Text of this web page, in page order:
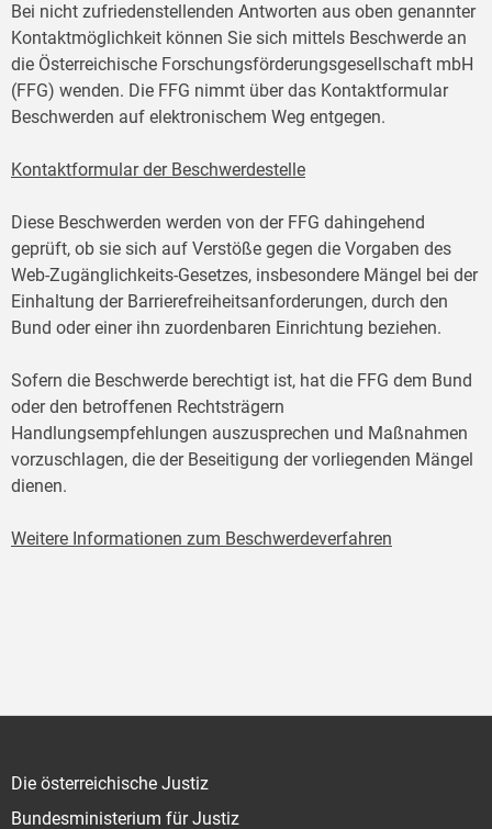
Bei nicht zufriedenstellenden Antworten aus oben genannter
Kontaktmöglichkeit können Sie sich mittels Beschwerde an
die Österreichische Forschungsförderungsgesellschaft mbH
(FFG) wenden. Die FFG nimmt über das Kontaktformular
Beschwerden auf elektronischem Weg entgegen.
Kontaktformular der Beschwerdestelle
Diese Beschwerden werden von der FFG dahingehend
geprüft, ob sie sich auf Verstöße gegen die Vorgaben des
Web-Zugänglichkeits-Gesetzes, insbesondere Mängel bei der
Einhaltung der Barrierefreiheitsanforderungen, durch den
Bund oder einer ihn zuordenbaren Einrichtung beziehen.
Sofern die Beschwerde berechtigt ist, hat die FFG dem Bund
oder den betroffenen Rechtsträgern
Handlungsempfehlungen auszusprechen und Maßnahmen
vorzuschlagen, die der Beseitigung der vorliegenden Mängel
dienen.
Weitere Informationen zum Beschwerdeverfahren
Die österreichische Justiz
Bundesministerium für Justiz